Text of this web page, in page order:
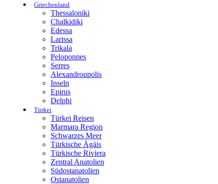
Griechenland
Thessaloniki
Chalkidiki
Edessa
Larissa
Trikala
Peloponnes
Serres
Alexandroupolis
Inseln
Epirus
Delphi
Türkei
Türkei Reisen
Marmara Region
Schwarzes Meer
Türkische Ägäis
Türkische Riviera
Zentral Anatolien
Südostanatolien
Ostanatolien